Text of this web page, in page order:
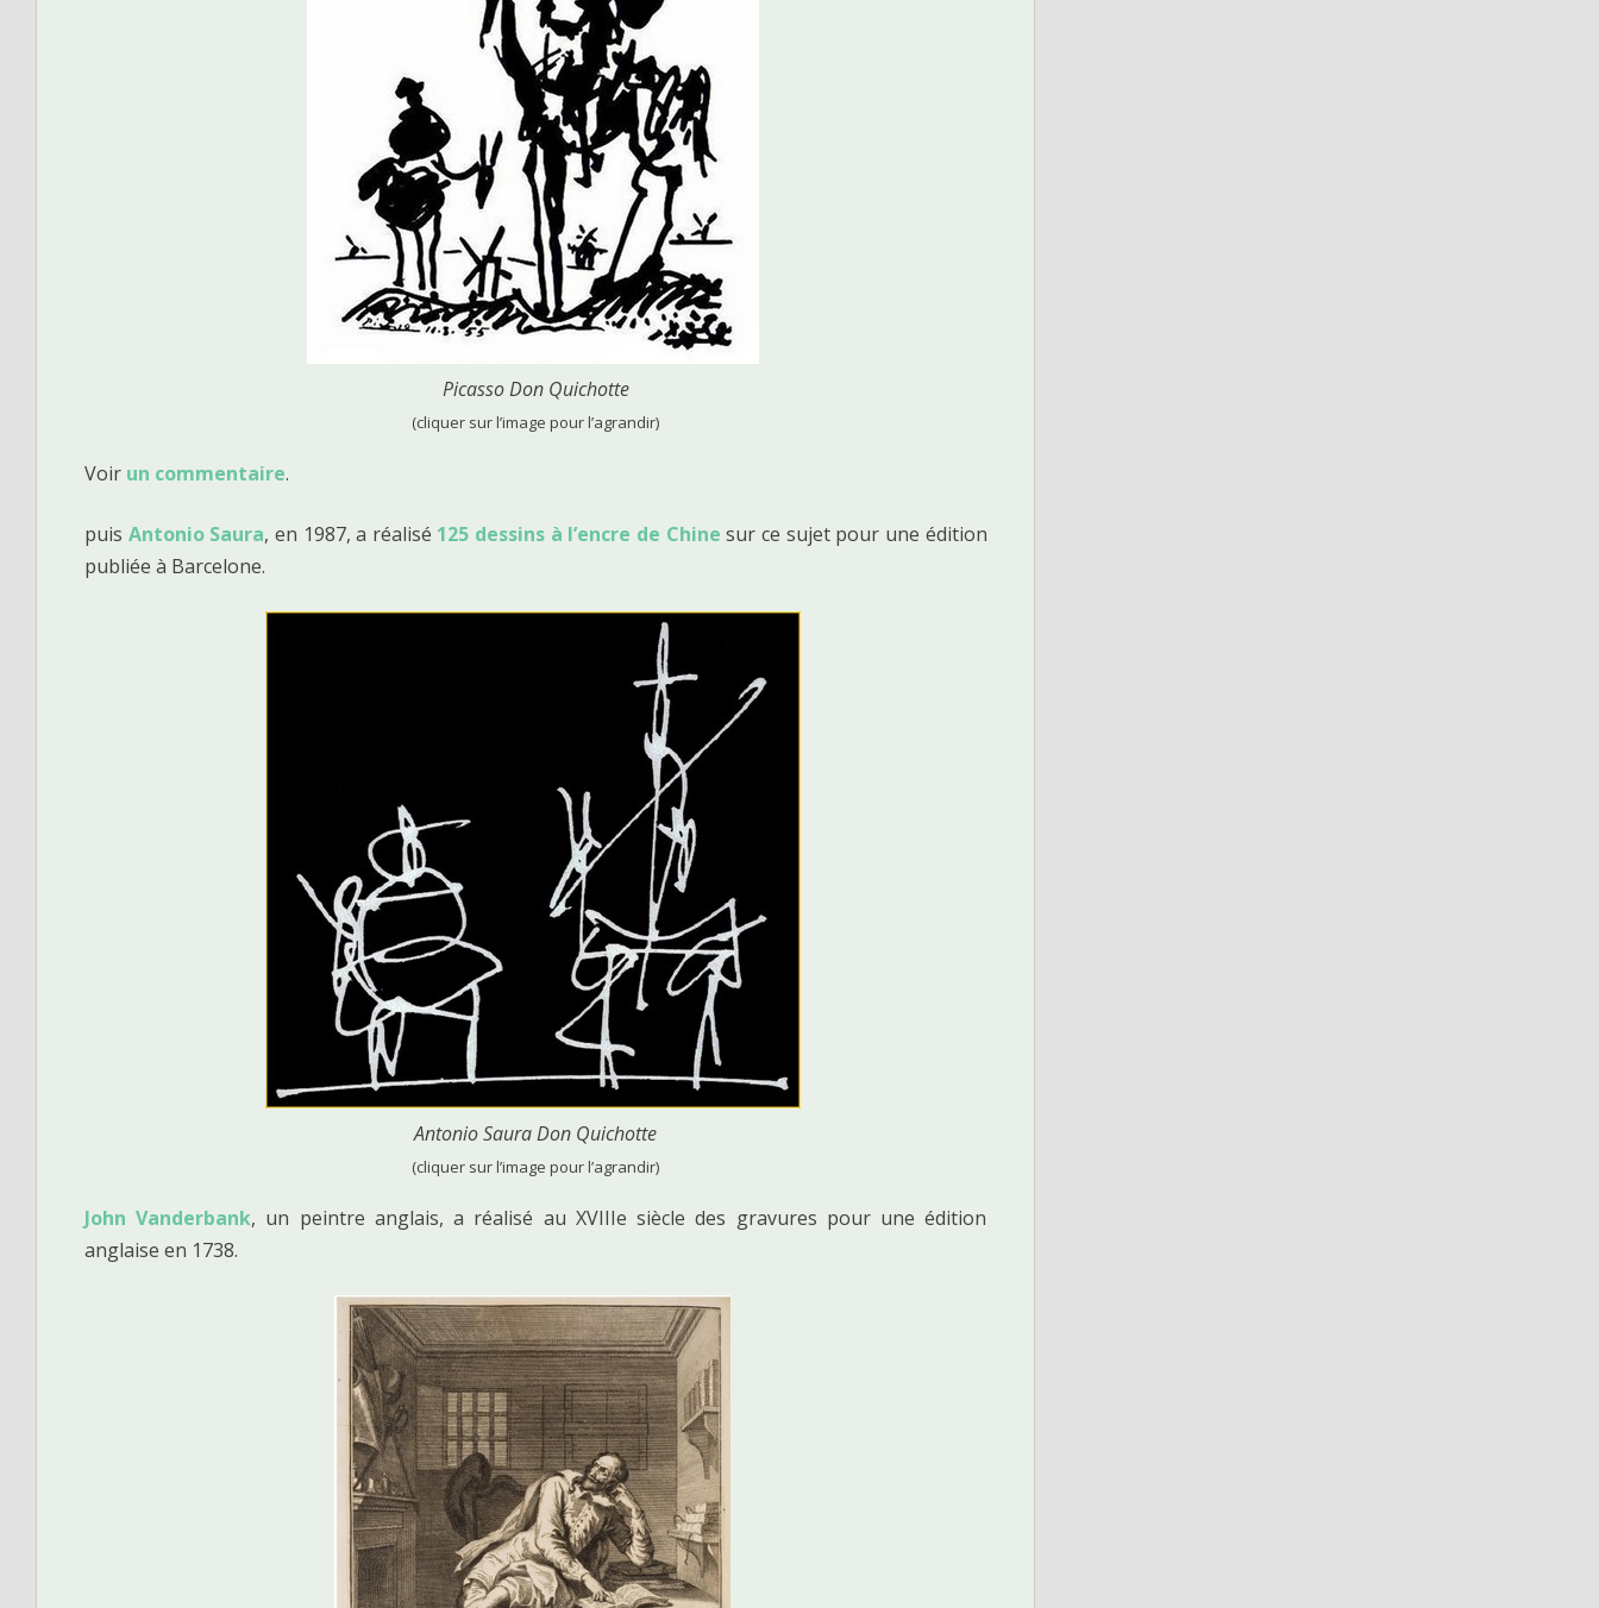
Picasso Don Quichotte
(cliquer sur l’image pour l’agrandir)
Voir un commentaire.
puis Antonio Saura, en 1987, a réalisé 125 dessins à l’encre de Chine sur ce sujet pour une édition
publiée à Barcelone.
Antonio Saura Don Quichotte
(cliquer sur l’image pour l’agrandir)
John Vanderbank, un peintre anglais, a réalisé au XVIIIe siècle des gravures pour une édition
anglaise en 1738.